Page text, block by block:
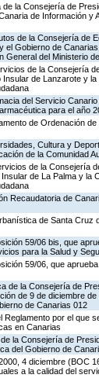
la Consejería de
de Información
de la Consejería de
Gobierno de
General del Ministerio
de la Consejería
de Lanzarote y
del Servicio
para el año
de Ordenación
Cultura y
de la Comunidad
de la Consejería
de La Palma y
Recaudatoria de
de Santa
59/06 bis, que
para la Salud y
59/06, que
de la Consejería de
de 9 de diciembre
de Canarias 012
por el que
en Canarias
la Consejería de
del Gobierno de
4 diciembre (BOC
a la calidad del